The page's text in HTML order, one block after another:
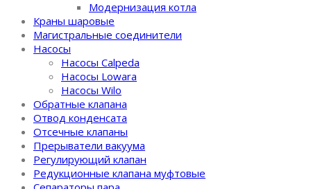
Модернизация котла
Краны шаровые
Магистральные соединители
Насосы
Насосы Calpeda
Насосы Lowara
Насосы Wilo
Обратные клапана
Отвод конденсата
Отсечные клапаны
Прерыватели вакуума
Регулирующий клапан
Редукционные клапана муфтовые